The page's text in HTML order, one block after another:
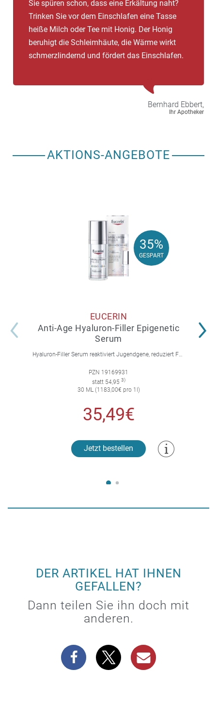
Sie spüren schon, dass eine Erkältung naht?
Trinken Sie vor dem Einschlafen eine Tasse
heiße Milch oder Tee mit Honig. Der Honig
beruhigt die Schleimhäute, die Wärme wirkt
schmerzlindernd und fördert das Einschlafen.
Bernhard Ebbert,
Ihr Apotheker
AKTIONS-ANGEBOTE
35%
GESPART
35%
GESPART
EUCERIN
Anti-Age Hyaluron-Filler Epigenetic
Serum
Hyaluron-Filler Serum reaktiviert Jugendgene, reduziert Falten und feine Linien, spendet intensive Feuchtigkeit und strafft die Gesichtskonturen.
PZN 19169931
statt 54,95 3)
30 ML (1183,00€ pro 1l)
35,49€
Jetzt bestellen
DER ARTIKEL HAT IHNEN
GEFALLEN?
Dann teilen Sie ihn doch mit
anderen.